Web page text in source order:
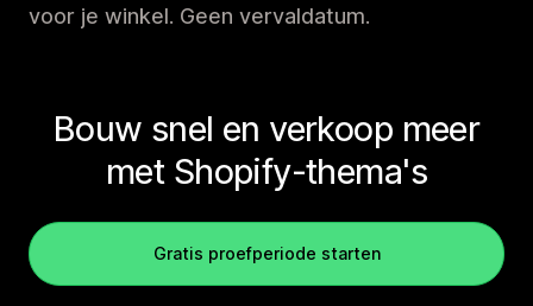
voor je winkel. Geen vervaldatum.
Bouw snel en verkoop meer
met Shopify-thema's
Gratis proefperiode starten